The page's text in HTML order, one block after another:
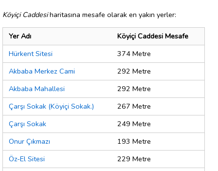
Köyiçi Caddesiharitasına mesafe olarak en yakın yerler:
Yer Adı
Köyiçi Caddesi Mesafe
Hürkent Sitesi
374 Metre
Akbaba Merkez Cami
292 Metre
Akbaba Mahallesi
292 Metre
Çarşı Sokak (Köyiçi Sokak.)
267 Metre
Çarşı Sokak
249 Metre
Onur Çıkmazı
193 Metre
Öz-El Sitesi
229 Metre